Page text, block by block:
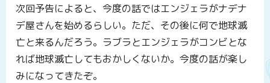
次回予告によると、今度の話ではエンジェラがナデナ
デ屋さんを始めるらしい。ただ、その後に何で地球滅
亡と来るんだろう。ラブラとエンジェラがコンビとな
れば地球滅亡してもおかしくないか。今度の話が楽し
みになってきたぞ。